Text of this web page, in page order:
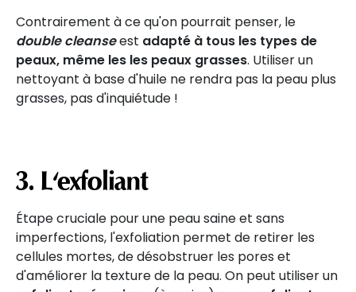
Contrairement à ce qu'on pourrait penser, le
double cleanseest adapté à tous les types de
peaux, même les les peaux grasses. Utiliser un
nettoyant à base d'huile ne rendra pas la peau plus
grasses, pas d'inquiétude !
3. L'exfoliant
Étape cruciale pour une peau saine et sans
imperfections, l'exfoliation permet de retirer les
cellules mortes, de désobstruer les pores et
d'améliorer la texture de la peau. On peut utiliser un